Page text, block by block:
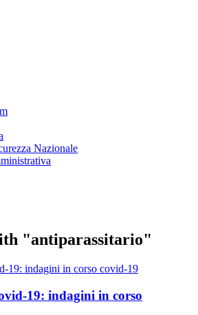
Nazionale
"antiparassitario"
covid-19
19: indagini in corso